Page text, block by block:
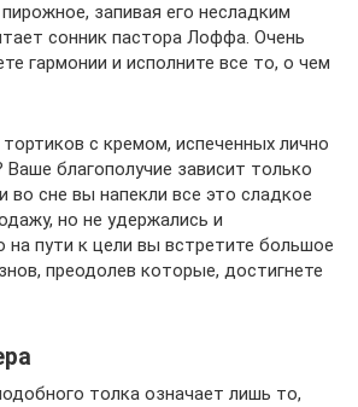
запивая его несладким
сонник пастора Лоффа. Очень
гармонии и исполните все то, о чем
с кремом, испеченных лично
Ваше благополучие зависит только
во сне вы напекли все это сладкое
но не удержались и
на пути к цели вы встретите большое
преодолев которые, достигнете
толка означает лишь то,